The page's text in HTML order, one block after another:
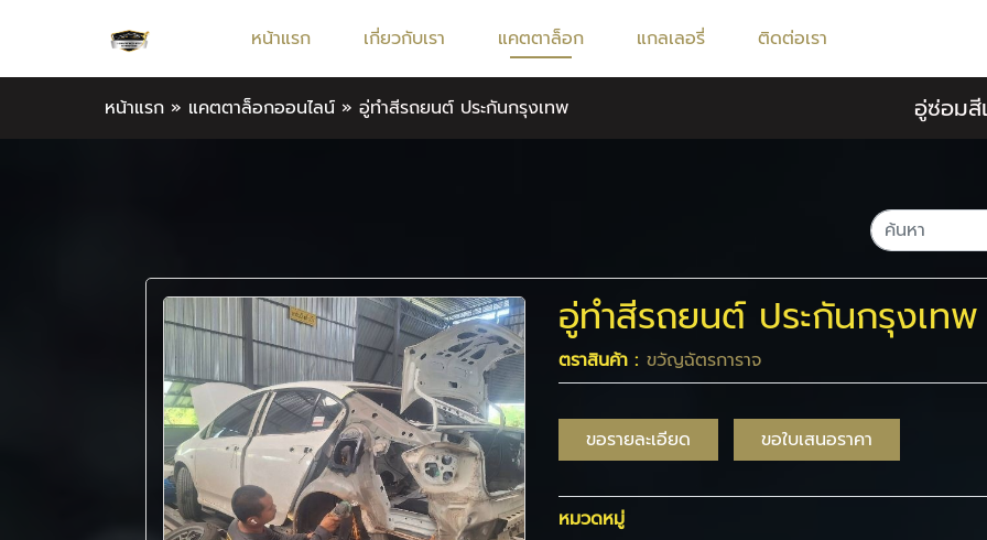
หน้าแรก เกี่ยวกับเรา แคตตาล็อก แกลเลอรี่ ติดต่อเรา
หน้าแรก » แคตตาล็อกออนไลน์ » อู่ทําสีรถยนต์ ประกันกรุงเทพ อู่ซ่อม
อู่ทําสีรถยนต์ ประกันกรุงเทพ
ตราสินค้า : ขวัญฉัตรการาจ
ขอรายละเอียด ขอใบเสนอราคา
หมวดหมู่